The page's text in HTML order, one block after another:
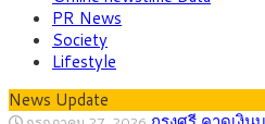
PR News
Society
Lifestyle
News Update